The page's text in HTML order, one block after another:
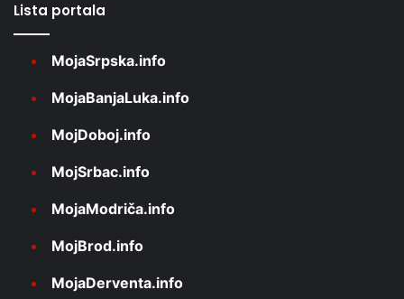
Lista portala
MojaSrpska.info
MojaBanjaLuka.info
MojDoboj.info
MojSrbac.info
MojaModriča.info
MojBrod.info
MojaDerventa.info